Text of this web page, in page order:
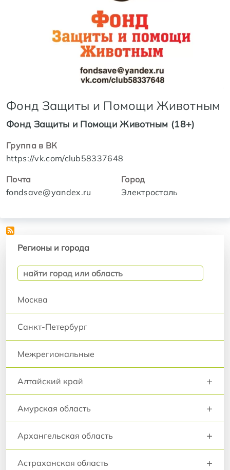
Фонд Защиты и Помощи Животным
Фонд Защиты и Помощи Животным (18+)
Группа в ВК
https://vk.com/club58337648
Почта
fondsave@yandex.ru
Город
Электросталь
Регионы и города
Москва
Санкт-Петербург
Межрегиональные
Алтайский край +
Амурская область +
Архангельская область +
Астраханская область +